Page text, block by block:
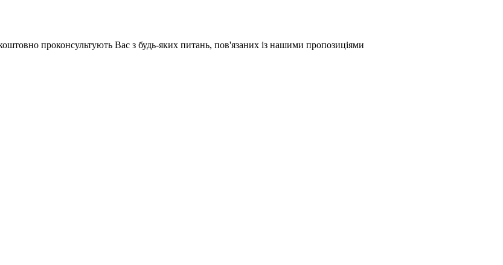
проконсультують Вас з будь-яких питань, пов'язаних із нашими пропозиціями